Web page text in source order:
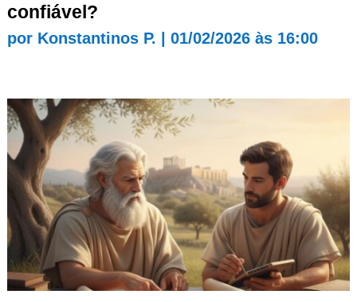
confiável?
por Konstantinos P. 01/02/2026 às 16:00